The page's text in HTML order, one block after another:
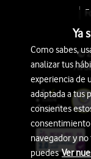
©
Ya
Como sabes,
analizar tus
experiencia de
adaptada a tus
consientes
navegador y
puedesVer